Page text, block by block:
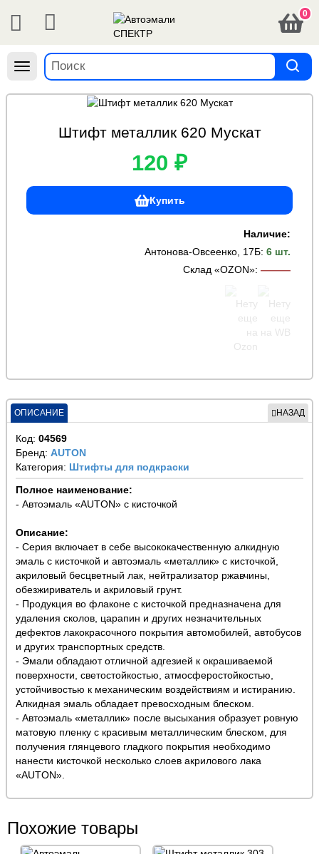
0
Навигация
Штифт металлик 620 Мускат
120 ₽
Купить
Наличие:
Антонова-Овсеенко, 17Б: 6 шт.
Склад «OZON»: ———
ОПИСАНИЕ НАЗАД
Код: 04569
Бренд: AUTON
Категория: Штифты для подкраски
Полное наименование:
- Автоэмаль «AUTON» с кисточкой
Описание:
- Серия включает в себе высококачественную алкидную
эмаль с кисточкой и автоэмаль «металлик» с кисточкой,
акриловый бесцветный лак, нейтрализатор ржавчины,
обезжириватель и акриловый грунт.
- Продукция во флаконе с кисточкой предназначена для
удаления сколов, царапин и других незначительных
дефектов лакокрасочного покрытия автомобилей, автобусов
и других транспортных средств.
- Эмали обладают отличной адгезией к окрашиваемой
поверхности, светостойкостью, атмосферостойкостью,
устойчивостью к механическим воздействиям и истиранию.
Алкидная эмаль обладает превосходным блеском.
- Автоэмаль «металлик» после высыхания образует ровную
матовую пленку с красивым металлическим блеском, для
получения глянцевого гладкого покрытия необходимо
нанести кисточкой несколько слоев акрилового лака
«AUTON».
Похожие товары